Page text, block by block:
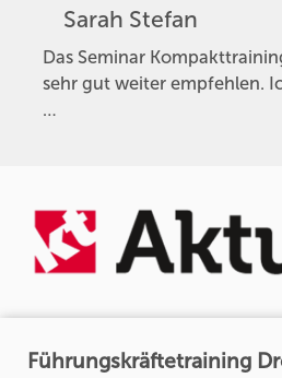
Sarah Stefan
Das Seminar
sehr gut weiter empfehlen.
…
Führungskräftetraining